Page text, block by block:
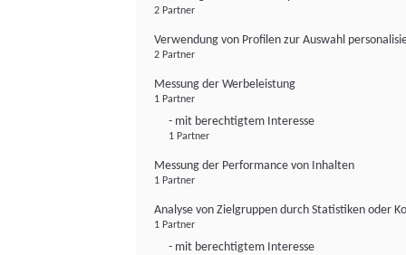
2 Partner
Verwendung von Profilen zur Auswahl
2 Partner
Messung der Werbeleistung
1 Partner
- mit berechtigtem Interesse
1 Partner
Messung der Performance von Inhalten
1 Partner
Analyse von Zielgruppen durch Statistiken oder
1 Partner
- mit berechtigtem Interesse